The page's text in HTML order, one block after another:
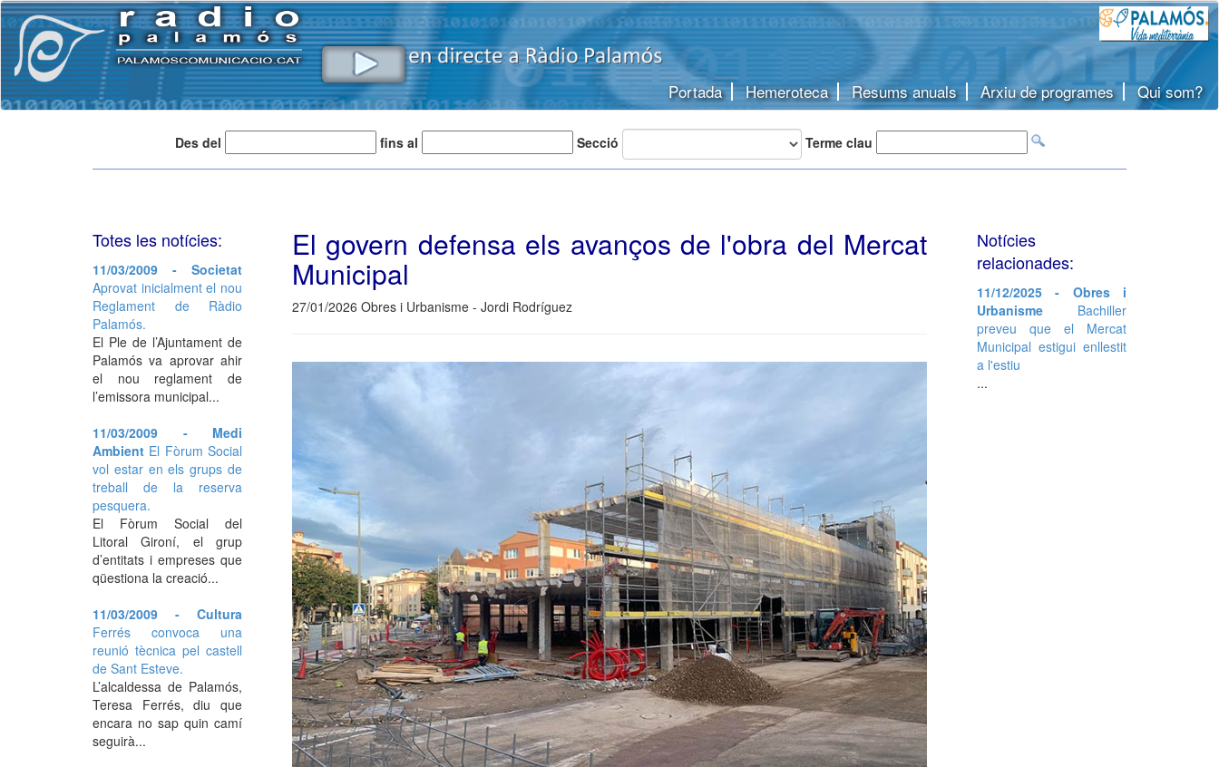
Portada Hemeroteca Resums anuals Arxiu de programes Qui som?
Des del fins al Secció Terme clau
El govern defensa els avanços de l'obra del Mercat
Municipal
27/01/2026 Obres i Urbanisme - Jordi Rodríguez
Totes les notícies:
11/03/2009 - Societat
Aprovat inicialment el nou
Reglament de Ràdio
Palamós.
El Ple de l’Ajuntament de
Palamós va aprovar ahir
el nou reglament de
l’emissora municipal...
11/03/2009 - Medi
Ambient El Fòrum Social
vol estar en els grups de
treball de la reserva
pesquera.
El Fòrum Social del
Litoral Gironí, el grup
d’entitats i empreses que
qüestiona la creació...
11/03/2009 - Cultura
Ferrés convoca una
reunió tècnica pel castell
de Sant Esteve.
L’alcaldessa de Palamós,
Teresa Ferrés, diu que
encara no sap quin camí
seguirà...
Notícies
relacionades:
11/12/2025 - Obres i
Urbanisme Bachiller
preveu que el Mercat
Municipal estigui enllestit
a l'estiu
...